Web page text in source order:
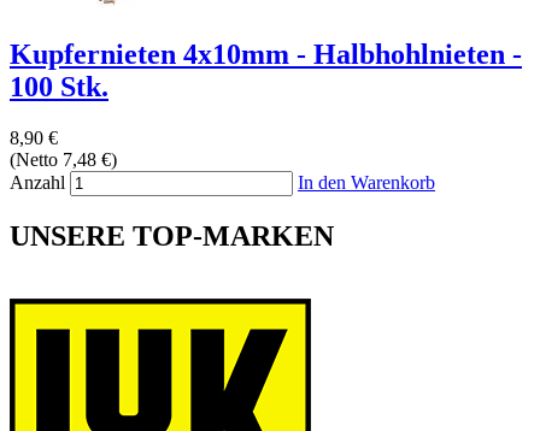
Kupfernieten 4x10mm - Halbhohlnieten -
100 Stk.
8,90 €
(Netto 7,48 €)
Anzahl
In den Warenkorb
UNSERE TOP-MARKEN